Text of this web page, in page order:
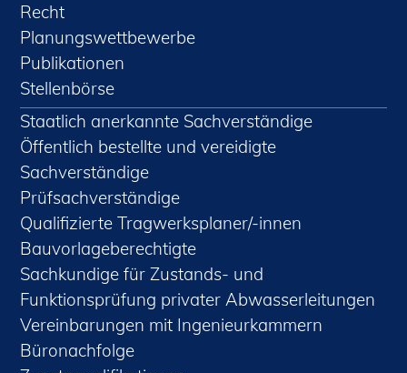
Recht
Planungswettbewerbe
Publikationen
Stellenbörse
Staatlich anerkannte Sachverständige
Öffentlich bestellte und vereidigte
Sachverständige
Prüfsachverständige
Qualifizierte Tragwerksplaner/-innen
Bauvorlageberechtigte
Sachkundige für Zustands- und
Funktionsprüfung privater Abwasserleitungen
Vereinbarungen mit Ingenieurkammern
Büronachfolge